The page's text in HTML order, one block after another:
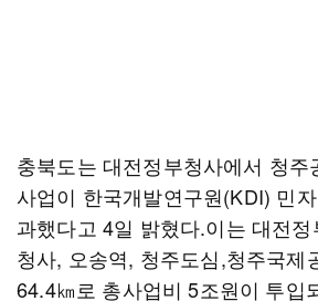
충북도는 대전정부청사에서 청
사업이 한국개발연구원(KDI) 민
과했다고 4일 밝혔다.이는 대전
청사, 오송역, 청주도심,청주국제
64.4㎞로 총사업비 5조원이 투입